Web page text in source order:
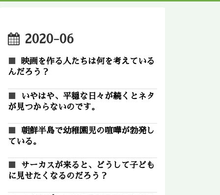
2020-06
映画を作る人たちは何を考えている
んだろう？
いやはや、平穏な日々が続くとネタ
が見つからないのです。
朝鮮半島で幼稚園児の喧嘩が勃発し
ている。
サーカスが来ると、どうして子ども
に見せたくなるのだろう？